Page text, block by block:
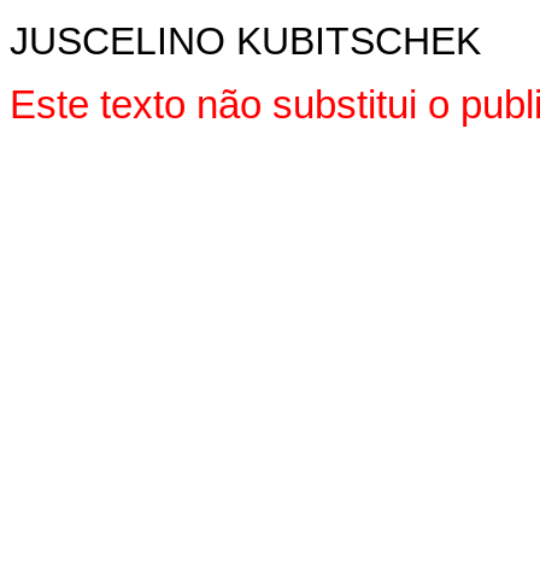
JUSCELINO KUBITSCHEK
Este texto não substitui o